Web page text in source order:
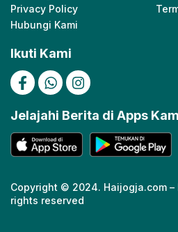
Privacy Policy
Hubungi Kami
Ikuti Kami
Jelajahi Berita di Apps
Copyright © 2024. Haijogja.com –
rights reserved